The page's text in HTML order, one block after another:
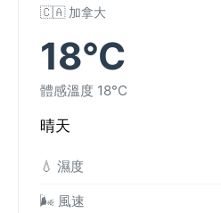
🇨🇦 加拿大
18°C
體感溫度 18°C
晴天
💧 濕度
🌬️ 風速